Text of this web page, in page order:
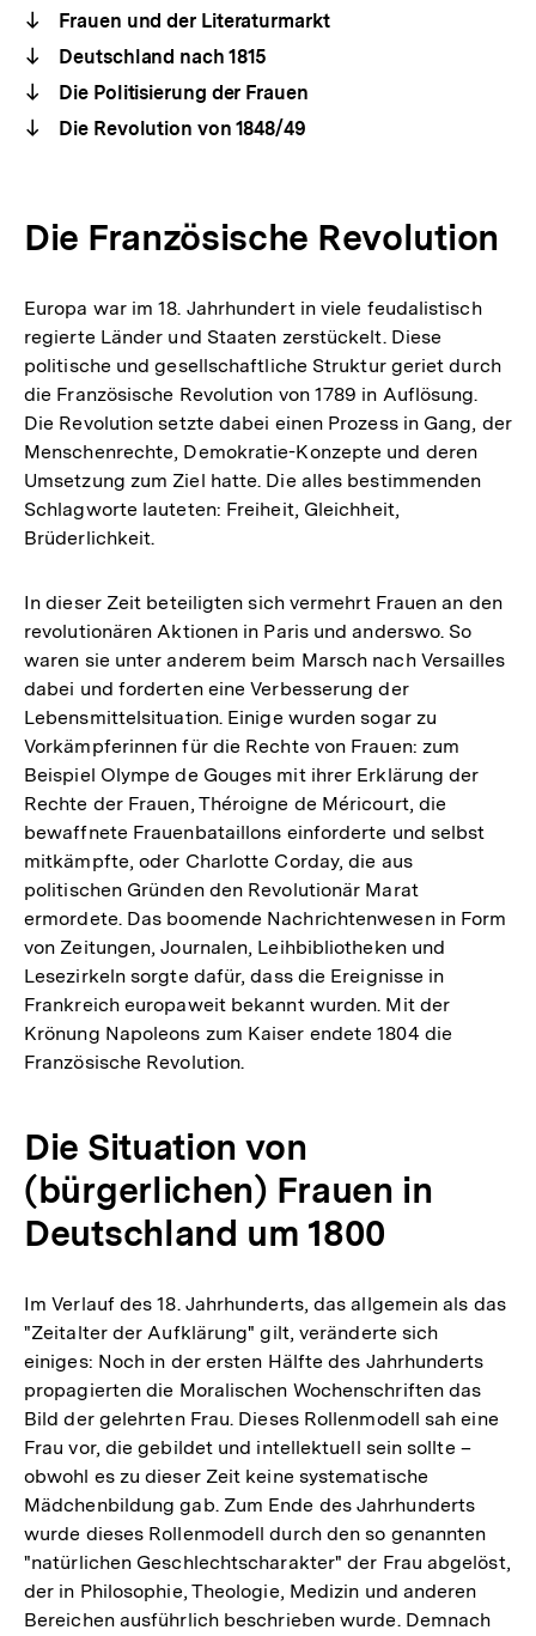
Frauen und der Literaturmarkt
Deutschland nach 1815
Die Politisierung der Frauen
Die Revolution von 1848/49
Die Französische Revolution
Europa war im 18. Jahrhundert in viele feudalistisch
regierte Länder und Staaten zerstückelt. Diese
politische und gesellschaftliche Struktur geriet durch
die Französische Revolution von 1789 in Auflösung.
Die Revolution setzte dabei einen Prozess in Gang, der
Menschenrechte, Demokratie-Konzepte und deren
Umsetzung zum Ziel hatte. Die alles bestimmenden
Schlagworte lauteten: Freiheit, Gleichheit,
Brüderlichkeit.
In dieser Zeit beteiligten sich vermehrt Frauen an den
revolutionären Aktionen in Paris und anderswo. So
waren sie unter anderem beim Marsch nach Versailles
dabei und forderten eine Verbesserung der
Lebensmittelsituation. Einige wurden sogar zu
Vorkämpferinnen für die Rechte von Frauen: zum
Beispiel Olympe de Gouges mit ihrer Erklärung der
Rechte der Frauen, Théroigne de Méricourt, die
bewaffnete Frauenbataillons einforderte und selbst
mitkämpfte, oder Charlotte Corday, die aus
politischen Gründen den Revolutionär Marat
ermordete. Das boomende Nachrichtenwesen in Form
von Zeitungen, Journalen, Leihbibliotheken und
Lesezirkeln sorgte dafür, dass die Ereignisse in
Frankreich europaweit bekannt wurden. Mit der
Krönung Napoleons zum Kaiser endete 1804 die
Französische Revolution.
Die Situation von
(bürgerlichen) Frauen in
Deutschland um 1800
Im Verlauf des 18. Jahrhunderts, das allgemein als das
"Zeitalter der Aufklärung" gilt, veränderte sich
einiges: Noch in der ersten Hälfte des Jahrhunderts
propagierten die Moralischen Wochenschriften das
Bild der gelehrten Frau. Dieses Rollenmodell sah eine
Frau vor, die gebildet und intellektuell sein sollte –
obwohl es zu dieser Zeit keine systematische
Mädchenbildung gab. Zum Ende des Jahrhunderts
wurde dieses Rollenmodell durch den so genannten
"natürlichen Geschlechtscharakter" der Frau abgelöst,
der in Philosophie, Theologie, Medizin und anderen
Bereichen ausführlich beschrieben wurde. Demnach